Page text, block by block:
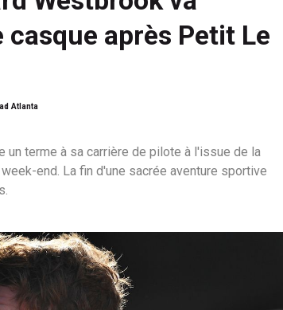
après Petit Le
Atlanta
un terme à sa carrière de pilote à l'issue de la
end. La fin d'une sacrée aventure sportive